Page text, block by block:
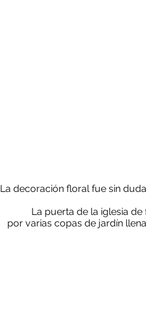
La decoración floral fue sin
La puerta de la iglesia
por varias copas de jardín